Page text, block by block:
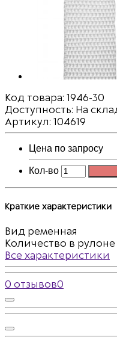
Код товара: 1946-30
Доступность: На
Артикул: 104619
Цена по запросу
Кол-во
Краткие характеристики
Вид ременная
Количество в рулоне
Все характеристики
0 отзывов0